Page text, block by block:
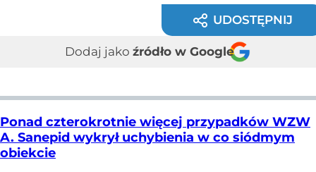
UDOSTĘPNIJ
Dodaj jako źródło w Google
Ponad czterokrotnie więcej przypadków WZW
A. Sanepid wykrył uchybienia w co siódmym
obiekcie